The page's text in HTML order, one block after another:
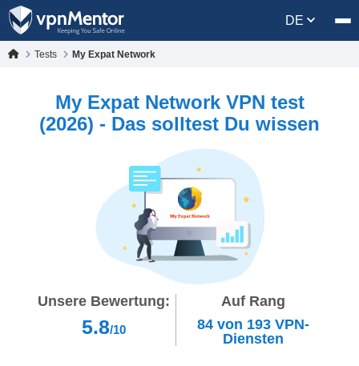
DE
Tests My Expat Network
My Expat Network VPN test
(2026) - Das solltest Du wissen
Unsere Bewertung:
5.8/10
Auf Rang
84 von 193VPN-
Diensten